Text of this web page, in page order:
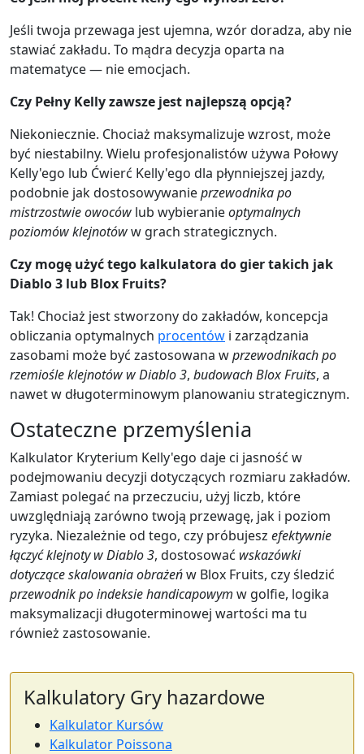
Jeśli twoja przewaga jest ujemna, wzór doradza, aby nie
stawiać zakładu. To mądra decyzja oparta na
matematyce — nie emocjach.
Czy Pełny Kelly zawsze jest najlepszą opcją?
Niekoniecznie. Chociaż maksymalizuje wzrost, może
być niestabilny. Wielu profesjonalistów używa Połowy
Kelly'ego lub Ćwierć Kelly'ego dla płynniejszej jazdy,
podobnie jak dostosowywanieprzewodnika po
mistrzostwie owoców lub wybieranieoptymalnych
poziomów klejnotóww grach strategicznych.
Czy mogę użyć tego kalkulatora do gier takich jak
Diablo 3 lub Blox Fruits?
Tak! Chociaż jest stworzony do zakładów, koncepcja
obliczania optymalnych procentów i zarządzania
zasobami może być zastosowana wprzewodnikach po
rzemiośle klejnotów w Diablo 3, budowach Blox Fruits, a
nawet w długoterminowym planowaniu strategicznym.
Ostateczne przemyślenia
Kalkulator Kryterium Kelly'ego daje ci jasność w
podejmowaniu decyzji dotyczących rozmiaru zakładów.
Zamiast polegać na przeczuciu, użyj liczb, które
uwzględniają zarówno twoją przewagę, jak i poziom
ryzyka. Niezależnie od tego, czy próbujesz efektywnie
łączyć klejnoty w Diablo 3, dostosować wskazówki
dotyczące skalowania obrażeńw Blox Fruits, czy śledzić
przewodnik po indeksie handicapowym w golfie, logika
maksymalizacji długoterminowej wartości ma tu
również zastosowanie.
Kalkulatory Gry hazardowe
Kalkulator Kursów
Kalkulator Poissona